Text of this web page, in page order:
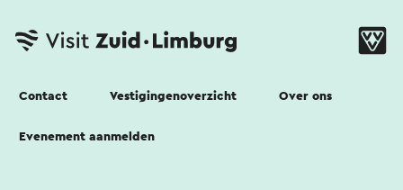
Contact Vestigingenoverzicht Over ons
Evenement aanmelden